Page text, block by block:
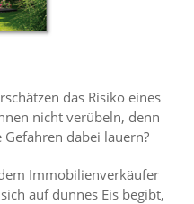
das Risiko eines
nicht verübeln, denn
dabei lauern?
Immobilienverkäufer
auf dünnes Eis begibt,